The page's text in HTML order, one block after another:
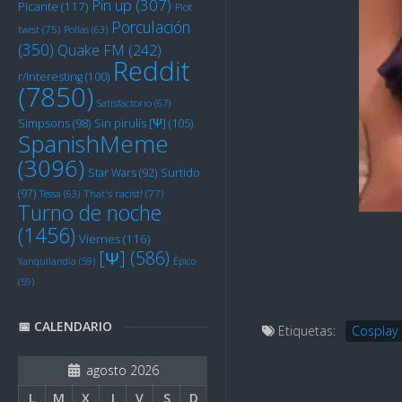
Picante (117) Pin up (307) Plot
twist (75) Pollas (63) Porculación
(350) Quake FM (242)
r/Interesting(100) Reddit
(7850) Satisfactorio (67)
Simpsons(98) Sin pirulís [Ψ] (105)
SpanishMeme
(3096) Star Wars(92) Surtido
(97) Tessa (63) That's racist! (77)
Turno de noche
(1456) Viernes(116)
Yanquilandia (59) [Ψ] (586) Épico
(59)
📅 CALENDARIO
agosto 2026
L
M X J V S D
Etiquetas: Cosplay